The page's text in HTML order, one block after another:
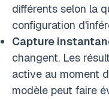
différents selon la
configuration
Capture
changent. Les
active au moment
modèle peut faire